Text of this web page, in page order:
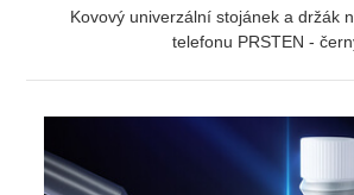
ZOBRAZIT
Kovový univerzální stojánek a držák
telefonu PRSTEN -